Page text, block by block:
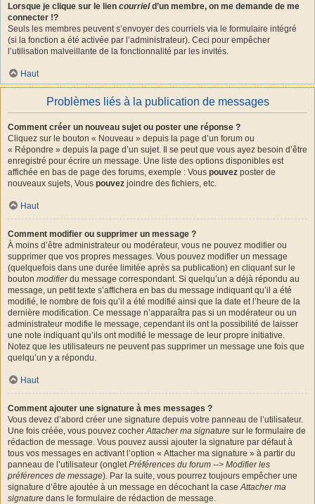
Lorsque je clique sur le lien courrield’un membre, on me demande de me
connecter !?
Seuls les membres peuvent s’envoyer des courriels via le formulaire intégré
(si la fonction a été activée par l’administrateur). Ceci pour empêcher
l’utilisation malveillante de la fonctionnalité par les invités.
Haut
Problèmes liés à la publication de messages
Comment créer un nouveau sujet ou poster une réponse ?
Cliquez sur le bouton « Nouveau » depuis la page d’un forum ou
« Répondre » depuis la page d’un sujet. Il se peut que vous ayez besoin d’être
enregistré pour écrire un message. Une liste des options disponibles est
affichée en bas de page des forums, exemple : Vous pouvez poster de
nouveaux sujets, Vous pouvez joindre des fichiers, etc.
Haut
Comment modifier ou supprimer un message ?
À moins d’être administrateur ou modérateur, vous ne pouvez modifier ou
supprimer que vos propres messages. Vous pouvez modifier un message
(quelquefois dans une durée limitée après sa publication) en cliquant sur le
bouton modifierdu message correspondant. Si quelqu’un a déjà répondu au
message, un petit texte s’affichera en bas du message indiquant qu’il a été
modifié, le nombre de fois qu’il a été modifié ainsi que la date et l’heure de la
dernière modification. Ce message n’apparaîtra pas si un modérateur ou un
administrateur modifie le message, cependant ils ont la possibilité de laisser
une note indiquant qu’ils ont modifié le message de leur propre initiative.
Notez que les utilisateurs ne peuvent pas supprimer un message une fois que
quelqu’un y a répondu.
Haut
Comment ajouter une signature à mes messages ?
Vous devez d’abord créer une signature depuis votre panneau de l’utilisateur.
Une fois créée, vous pouvez cocherAttacher ma signature sur le formulaire de
rédaction de message. Vous pouvez aussi ajouter la signature par défaut à
tous vos messages en activant l’option « Attacher ma signature » à partir du
panneau de l’utilisateur (ongletPréférences du forum --> Modifier les
préférences de message). Par la suite, vous pourrez toujours empêcher une
signature d’être ajoutée à un message en décochant la caseAttacher ma
signature dans le formulaire de rédaction de message.